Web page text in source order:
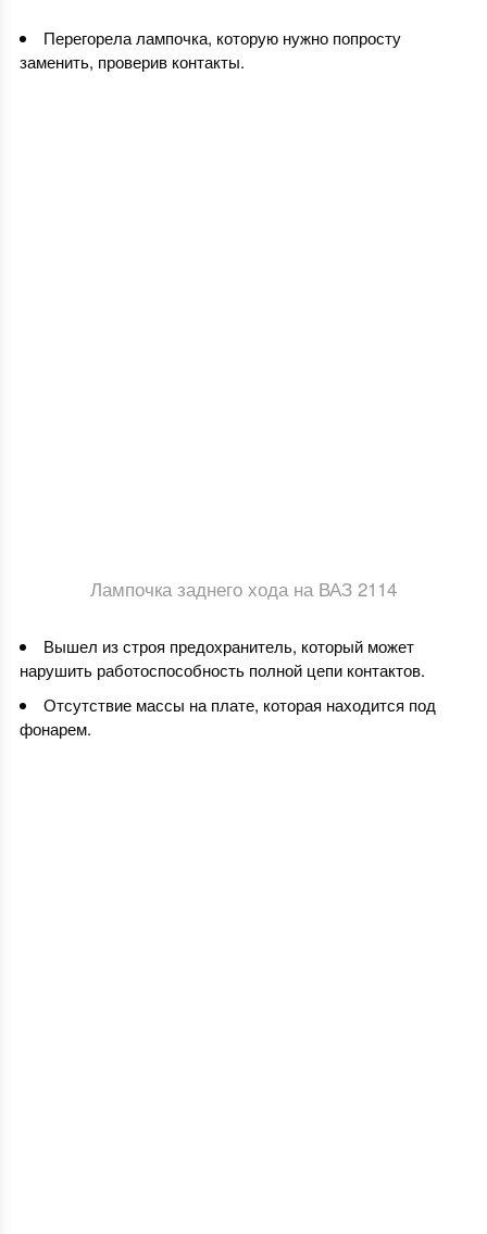
Перегорела лампочка, которую нужно попросту
заменить, проверив контакты.
Лампочка заднего хода на ВАЗ 2114
Вышел из строя предохранитель, который может
нарушить работоспособность полной цепи контактов.
Отсутствие массы на плате, которая находится под
фонарем.